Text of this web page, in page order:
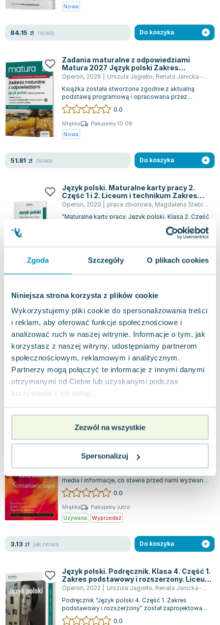
Zgoda Szczegóły O plikach cookies
Niniejsza strona korzysta z plików cookie
Wykorzystujemy pliki cookie do spersonalizowania treści
i reklam, aby oferować funkcje społecznościowe i
analizować ruch w naszej witrynie. Informacje o tym, jak
korzystasz z naszej witryny, udostępniamy partnerom
społecznościowym, reklamowym i analitycznym.
Partnerzy mogą połączyć te informacje z innymi danymi
otrzymanymi od Ciebie lub uzyskanymi podczas
korzystania z ich usług.
Zezwól na wszystkie
Spersonalizuj
Nowa
84.15 zł nowa Do koszyka
Zadania maturalne z odpowiedziami
Matura 2027 Język polski Zakres
rozszerzony Repetytorium
Operon, 2026 Urszula Jagielło, Renata Janicka-Szyszko
Książka została stworzona zgodnie z aktualną
podstawą programową i opracowana przez
organizatorów największych próbnych matur w
Po...
0.0
Miękka
Pakujemy 10.08
Nowa
51.81 zł nowa Do koszyka
Język polski. Maturalne karty pracy 2.
Część 1 i 2. Liceum i technikum Zakres
podstawowy. Linia I
Operon, 2020 praca zbiorowa, Magdalena Steblecka-Jankowska
"Maturalne karty pracy. Język polski. Klasa 2. Część
1 i 2. Linia I. Zakres podstawowy. Liceum i
technikum" to pomoc dydaktyczna z...
Odkrywamy na nowo. Język polski 1.
Podręcznik. Kształcenie kulturowo-
literackie i językowe. Zakres podstawowy i
rozszerzony. Szkoły ponadgimnazjalne
Operon,2012 | Urszula Jagielło, Magdalena Steblecka-Jankowska
"Odkrywamy na nowo. Język polski 1" to
podręcznik zaprojektowany do nauki języka
polskiego z naciskiem na aspekty kulturowo-
litera...
Miękka
Pakujemy jutro
Używana
7.45zł widoczne ślady używania
zł
Do koszyka
Edukacja Medialna. Scenriusze Zajęć
GWP Gdańskie Wydawnictwo Psychologiczne
media i informacje, co stawia przed nami wyzwanie
prawidłowej oceny napływających t...
0.0
Miękka
Pakujemy jutro
Używana
Wyprzedaż
3.13 zł jak nowa Do koszyka
Język polski. Podręcznik. Klasa 4. Część 1.
Zakres podstawowy i rozszerzony. Liceum
I Technikum
Operon, 2022 Urszula Jagielło, Renata Janicka-Szyszko
Podręcznik "Język polski 4. Część 1. Zakres
podstawowy i rozszerzony" został zaprojektowany
z myślą o uczniach liceum i technikum....
0.0